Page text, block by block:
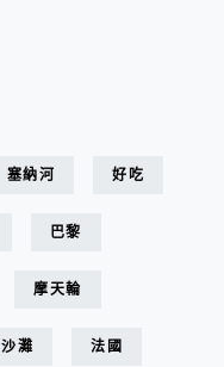
塞納河 好吃
巴黎
摩天輪
沙灘 法國